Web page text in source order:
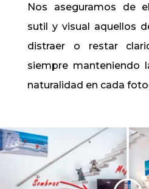
Nos aseguramos de
sutil y visual aquellos
distraer o restar
siempre manteniendo
naturalidad en cada